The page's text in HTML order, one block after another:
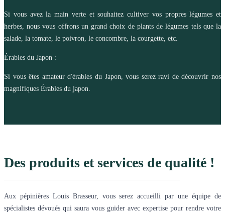
Si vous avez la main verte et souhaitez cultiver vos propres légumes et
herbes, nous vous offrons un grand choix de plants de légumes tels que la
salade, la tomate, le poivron, le concombre, la courgette, etc.
Érables du Japon :
Si vous êtes amateur d'érables du Japon, vous serez ravi de découvrir nos
magnifiques Érables du japon.
Des produits et services de qualité !
Aux pépinières Louis Brasseur, vous serez accueilli par une équipe de
spécialistes dévoués qui saura vous guider avec expertise pour rendre votre